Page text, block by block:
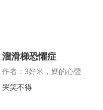
溜滑梯恐懼症
作者：3好米，媽的心聲
哭笑不得